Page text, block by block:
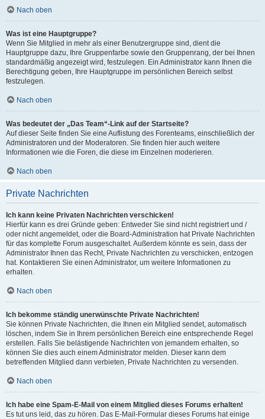
Nach oben
Was ist eine Hauptgruppe?
Wenn Sie Mitglied in mehr als einer Benutzergruppe sind, dient die
Hauptgruppe dazu, Ihre Gruppenfarbe sowie den Gruppenrang, der bei Ihnen
standardmäßig angezeigt wird, festzulegen. Ein Administrator kann Ihnen die
Berechtigung geben, Ihre Hauptgruppe im persönlichen Bereich selbst
festzulegen.
Nach oben
Was bedeutet der „Das Team“-Link auf der Startseite?
Auf dieser Seite finden Sie eine Auflistung des Forenteams, einschließlich der
Administratoren und der Moderatoren. Sie finden hier auch weitere
Informationen wie die Foren, die diese im Einzelnen moderieren.
Nach oben
Private Nachrichten
Ich kann keine Privaten Nachrichten verschicken!
Hierfür kann es drei Gründe geben: Entweder Sie sind nicht registriert und /
oder nicht angemeldet, oder die Board-Administration hat Private Nachrichten
für das komplette Forum ausgeschaltet. Außerdem könnte es sein, dass der
Administrator Ihnen das Recht, Private Nachrichten zu verschicken, entzogen
hat. Kontaktieren Sie einen Administrator, um weitere Informationen zu
erhalten.
Nach oben
Ich bekomme ständig unerwünschte Private Nachrichten!
Sie können Private Nachrichten, die Ihnen ein Mitglied sendet, automatisch
löschen, indem Sie in Ihrem persönlichen Bereich eine entsprechende Regel
erstellen. Falls Sie belästigende Nachrichten von jemandem erhalten, so
können Sie dies auch einem Administrator melden. Dieser kann dem
betreffenden Mitglied dann verbieten, Private Nachrichten zu versenden.
Nach oben
Ich habe eine Spam-E-Mail von einem Mitglied dieses Forums erhalten!
Es tut uns leid, das zu hören. Das E-Mail-Formular dieses Forums hat einige